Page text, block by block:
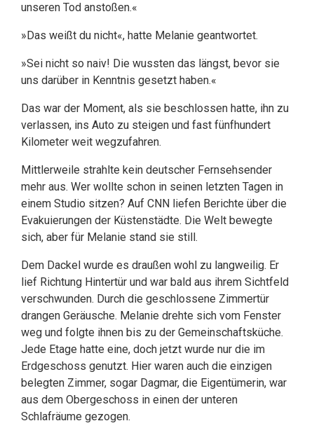
unseren Tod anstoßen.«
»Das weißt du nicht«, hatte Melanie geantwortet.
»Sei nicht so naiv! Die wussten das längst, bevor sie
uns darüber in Kenntnis gesetzt haben.«
Das war der Moment, als sie beschlossen hatte, ihn zu
verlassen, ins Auto zu steigen und fast fünfhundert
Kilometer weit wegzufahren.
Mittlerweile strahlte kein deutscher Fernsehsender
mehr aus. Wer wollte schon in seinen letzten Tagen in
einem Studio sitzen? Auf CNN liefen Berichte über die
Evakuierungen der Küstenstädte. Die Welt bewegte
sich, aber für Melanie stand sie still.
Dem Dackel wurde es draußen wohl zu langweilig. Er
lief Richtung Hintertür und war bald aus ihrem Sichtfeld
verschwunden. Durch die geschlossene Zimmertür
drangen Geräusche. Melanie drehte sich vom Fenster
weg und folgte ihnen bis zu der Gemeinschaftsküche.
Jede Etage hatte eine, doch jetzt wurde nur die im
Erdgeschoss genutzt. Hier waren auch die einzigen
belegten Zimmer, sogar Dagmar, die Eigentümerin, war
aus dem Obergeschoss in einen der unteren
Schlafräume gezogen.